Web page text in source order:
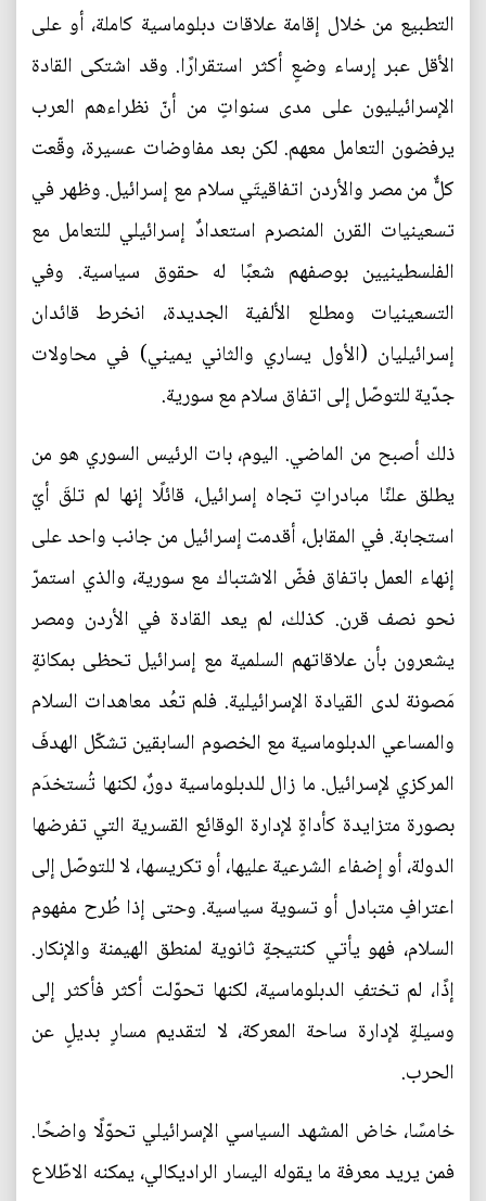
التطبيع من خلال إقامة علاقات دبلوماسية كاملة، أو على
الأقل عبر إرساء وضعٍ أكثر استقرارًا. وقد اشتكى القادة
الإسرائيليون على مدى سنواتٍ من أنّ نظراءهم العرب
يرفضون التعامل معهم. لكن بعد مفاوضات عسيرة، وقّعت
كلٌّ من مصر والأردن اتفاقيتَي سلام مع إسرائيل. وظهر في
تسعينيات القرن المنصرم استعدادٌ إسرائيلي للتعامل مع
الفلسطينيين بوصفهم شعبًا له حقوق سياسية. وفي
التسعينيات ومطلع الألفية الجديدة، انخرط قائدان
إسرائيليان (الأول يساري والثاني يميني) في محاولات
جدّية للتوصّل إلى اتفاق سلام مع سورية.
ذلك أصبح من الماضي. اليوم، بات الرئيس السوري هو من
يطلق علنًا مبادراتٍ تجاه إسرائيل، قائلًا إنها لم تلقَ أيّ
استجابة. في المقابل، أقدمت إسرائيل من جانب واحد على
إنهاء العمل باتفاق فضّ الاشتباك مع سورية، والذي استمرّ
نحو نصف قرن. كذلك، لم يعد القادة في الأردن ومصر
يشعرون بأن علاقاتهم السلمية مع إسرائيل تحظى بمكانةٍ
مَصونة لدى القيادة الإسرائيلية. فلم تعُد معاهدات السلام
والمساعي الدبلوماسية مع الخصوم السابقين تشكّل الهدفَ
المركزي لإسرائيل. ما زال للدبلوماسية دورٌ، لكنها تُستخدَم
بصورة متزايدة كأداةٍ لإدارة الوقائع القسرية التي تفرضها
الدولة، أو إضفاء الشرعية عليها، أو تكريسها، لا للتوصّل إلى
اعترافٍ متبادل أو تسوية سياسية. وحتى إذا طُرح مفهوم
السلام، فهو يأتي كنتيجةٍ ثانوية لمنطق الهيمنة والإنكار.
إذًا، لم تختفِ الدبلوماسية، لكنها تحوّلت أكثر فأكثر إلى
وسيلةٍ لإدارة ساحة المعركة، لا لتقديم مسارٍ بديلٍ عن
الحرب.
خامسًا، خاض المشهد السياسي الإسرائيلي تحوّلًا واضحًا.
فمن يريد معرفة ما يقوله اليسار الراديكالي، يمكنه الاطّلاع